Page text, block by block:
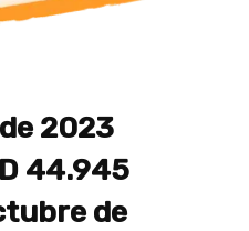
2023
44.945
de